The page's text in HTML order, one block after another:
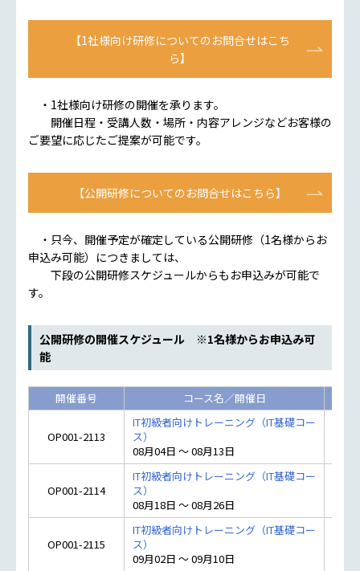
【1社様向け研修についてのお問合せはこち
ら】
・1社様向け研修の開催を承ります。
開催日程・受講人数・場所・内容アレンジなどお客様の
ご要望に応じたご提案が可能です。
【公開研修についてのお問合せはこちら】
・只今、開催予定が確定している公開研修（1名様からお
申込み可能）につきましては、
下段の公開研修スケジュールからもお申込みが可能で
す。
公開研修の開催スケジュール ※1名様からお申込み可
能
開催番号 コース名／開催日
OP001-2113
IT初級者向けトレーニング（IT基礎コー
ス）
08月04日 ～ 08月13日
OP001-2114
IT初級者向けトレーニング（IT基礎コー
ス）
08月18日 ～ 08月26日
OP001-2115
IT初級者向けトレーニング（IT基礎コー
ス）
09月02日 ～ 09月10日